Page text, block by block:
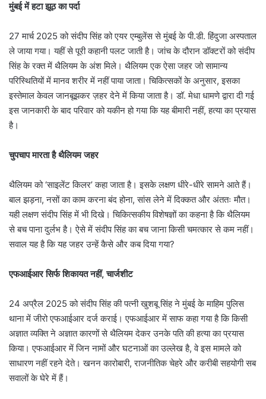
मुंबई में हटा झूठ का पर्दा
27 मार्च 2025 को संदीप सिंह को एयर एम्बुलेंस से मुंबई के पी.डी. हिंदुजा अस्पताल
ले जाया गया। यहीं से पूरी कहानी पलट जाती है। जांच के दौरान डॉक्टरों को संदीप
सिंह के रक्त में थैलियम के अंश मिले। थैलियम एक ऐसा जहर जो सामान्य
परिस्थितियों में मानव शरीर में नहीं पाया जाता। चिकित्सकों के अनुसार, इसका
इस्तेमाल केवल जानबूझकर ज़हर देने में किया जाता है। डॉ. मेधा धामणे द्वारा दी गई
इस जानकारी के बाद परिवार को यकीन हो गया कि यह बीमारी नहीं, हत्या का प्रयास
है।
चुपचाप मारता है थैलियम जहर
थैलियम को ‘साइलेंट किलर’ कहा जाता है। इसके लक्षण धीरे-धीरे सामने आते हैं।
बाल झड़ना, नसों का काम करना बंद होना, सांस लेने में दिक्कत और अंततः मौत।
यही लक्षण संदीप सिंह में भी दिखे। चिकित्सकीय विशेषज्ञों का कहना है कि थैलियम
से बच पाना दुर्लभ है। ऐसे में संदीप सिंह का बच जाना किसी चमत्कार से कम नहीं।
सवाल यह है कि यह जहर उन्हें कैसे और कब दिया गया?
एफआईआर सिर्फ शिकायत नहीं, चार्जशीट
24 अप्रैल 2025 को संदीप सिंह की पत्नी खुशबू सिंह ने मुंबई के माहिम पुलिस
थाना में जीरो एफआईआर दर्ज कराई। एफआईआर में साफ कहा गया है कि किसी
अज्ञात व्यक्ति ने अज्ञात कारणों से थैलियम देकर उनके पति की हत्या का प्रयास
किया। एफआईआर में जिन नामों और घटनाओं का उल्लेख है, वे इस मामले को
साधारण नहीं रहने देते। खनन कारोबारी, राजनीतिक चेहरे और करीबी सहयोगी सब
सवालों के घेरे में हैं।